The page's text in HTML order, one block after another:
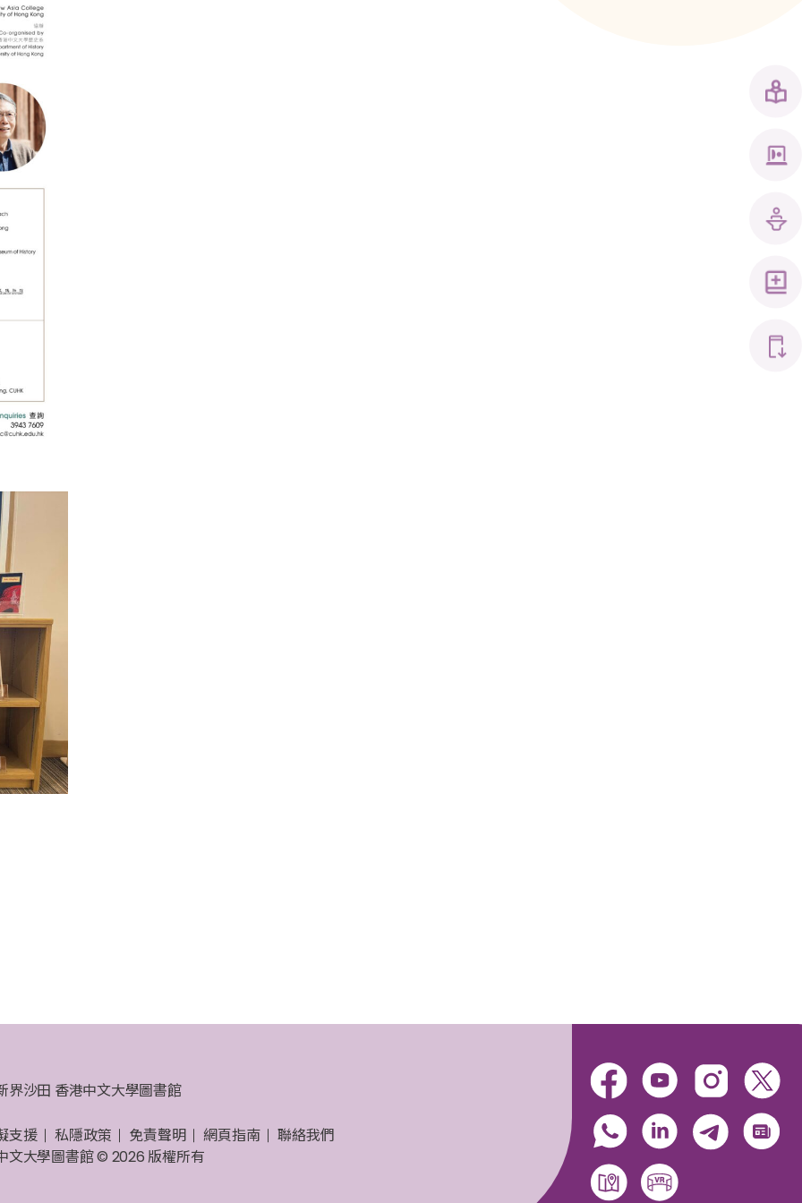
界沙田 香港中文大學圖書館
支援 私隱政策 免責聲明 網頁指南
聯絡我們
文大學圖書館 © 2026 版權所有